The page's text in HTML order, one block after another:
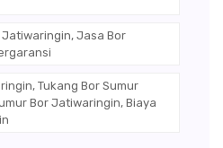
Jatiwaringin, Jasa Bor
Tukang Bor Sumur
Bor Jatiwaringin, Biaya